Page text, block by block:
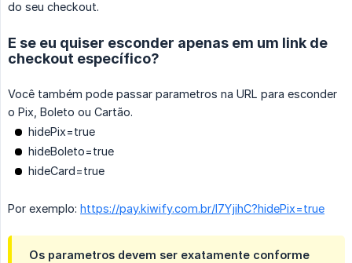
do seu checkout.
E se eu quiser esconder apenas em um link de
checkout específico?
Você também pode passar parametros na URL para esconder
o Pix, Boleto ou Cartão.
hidePix=true
hideBoleto=true
hideCard=true
Por exemplo: https://pay.kiwify.com.br/I7YjihC?hidePix=true
Os parametros devem ser exatamente conforme